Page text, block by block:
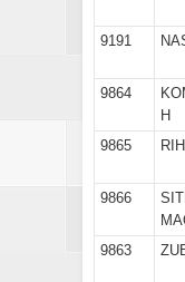
9191
9864
H
9865
9866
SITI
9863